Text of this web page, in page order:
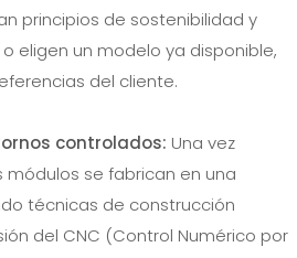
principios de sostenibilidad y
eligen un modelo ya disponible,
del cliente.
controlados: Una vez
se fabrican en una
técnicas de construcción
del CNC (Control Numérico por